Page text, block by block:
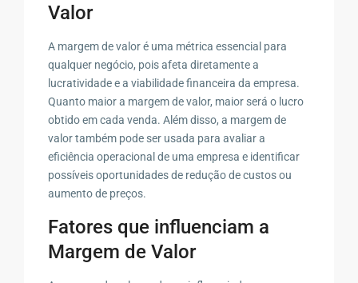
Valor
A margem de valor é uma métrica essencial para
qualquer negócio, pois afeta diretamente a
lucratividade e a viabilidade financeira da empresa.
Quanto maior a margem de valor, maior será o lucro
obtido em cada venda. Além disso, a margem de
valor também pode ser usada para avaliar a
eficiência operacional de uma empresa e identificar
possíveis oportunidades de redução de custos ou
aumento de preços.
Fatores que influenciam a
Margem de Valor